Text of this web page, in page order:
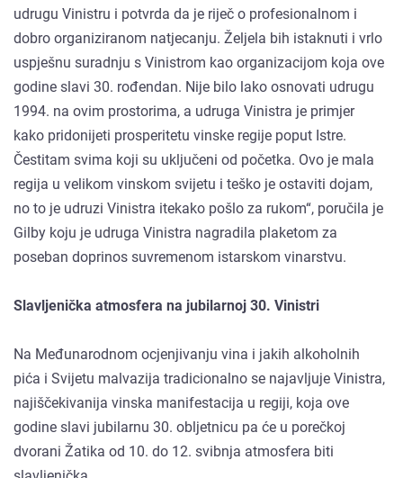
udrugu Vinistru i potvrda da je riječ o profesionalnom i
dobro organiziranom natjecanju. Željela bih istaknuti i vrlo
uspješnu suradnju s Vinistrom kao organizacijom koja ove
godine slavi 30. rođendan. Nije bilo lako osnovati udrugu
1994. na ovim prostorima, a udruga Vinistra je primjer
kako pridonijeti prosperitetu vinske regije poput Istre.
Čestitam svima koji su uključeni od početka. Ovo je mala
regija u velikom vinskom svijetu i teško je ostaviti dojam,
no to je udruzi Vinistra itekako pošlo za rukom“, poručila je
Gilby koju je udruga Vinistra nagradila plaketom za
poseban doprinos suvremenom istarskom vinarstvu.
Slavljenička atmosfera na jubilarnoj 30. Vinistri
Na Međunarodnom ocjenjivanju vina i jakih alkoholnih
pića i Svijetu malvazija tradicionalno se najavljuje Vinistra,
najiščekivanija vinska manifestacija u regiji, koja ove
godine slavi jubilarnu 30. obljetnicu pa će u porečkoj
dvorani Žatika od 10. do 12. svibnja atmosfera biti